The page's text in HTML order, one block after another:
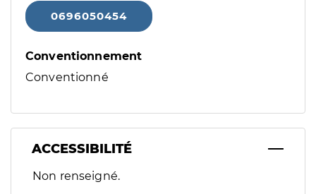
0696050454
Conventionnement
Conventionné
ACCESSIBILITÉ
Filtres
Sélectionnez un ou plusieurs handicaps/besoins
Non renseigné.